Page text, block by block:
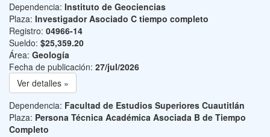
Dependencia: Instituto de Geociencias
Plaza: Investigador Asociado C tiempo completo
Registro: 04966-14
Sueldo: $25,359.20
Área: Geología
Fecha de publicación: 27/jul/2026
Ver detalles »
Dependencia: Facultad de Estudios Superiores Cuautitlán
Plaza: Persona Técnica Académica Asociada B de Tiempo
Completo